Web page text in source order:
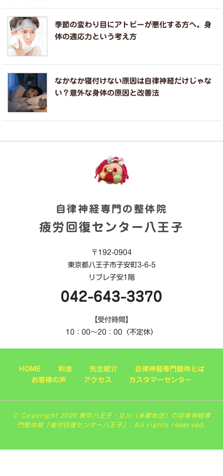
季節の変わり目にアトピーが悪化する方へ。身
体の適応力という考え方
なかなか寝付けない原因は自律神経だけじゃな
い？意外な身体の原因と改善法
自律神経専門の整体院
疲労回復センター八王子
〒192-0904
東京都八王子市子安町3-6-5
リブレ子安1階
042-643-3370
【受付時間】
10：00～20：00（不定休）
HOME 料金 先生紹介
自律神経専門整体とは
お客様の声
アクセス カスタマーセンター
© Copyright 2026 東京八王子・立川（多摩地区）の自律神経専
門整体院「疲労回復センター八王子」. All rights reserved.